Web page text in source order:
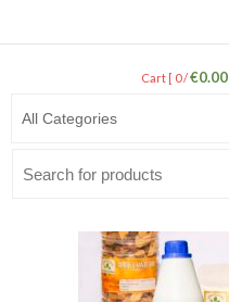
Cart [ 0 /€0.00